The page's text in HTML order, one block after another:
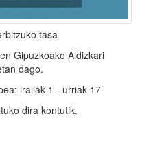
tasa
Gipuzkoako Aldizkari
dago.
irailak 1 - urriak 17
dira kontutik.